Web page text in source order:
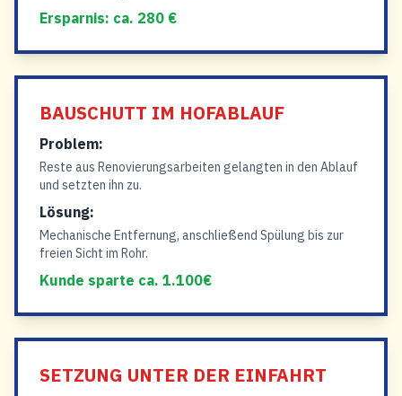
Ersparnis: ca. 280 €
BAUSCHUTT IM HOFABLAUF
Problem:
Reste aus Renovierungsarbeiten gelangten in den Ablauf
und setzten ihn zu.
Lösung:
Mechanische Entfernung, anschließend Spülung bis zur
freien Sicht im Rohr.
Kunde sparte ca. 1.100€
SETZUNG UNTER DER EINFAHRT